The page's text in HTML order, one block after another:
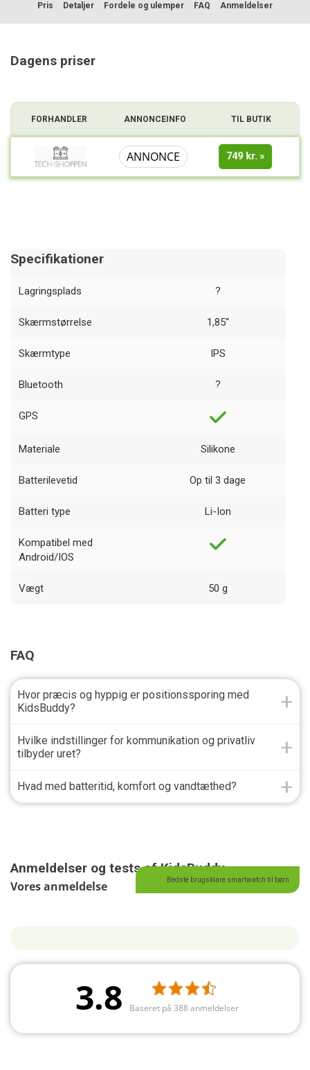
Pris Detaljer Fordele og ulemper FAQ Anmeldelser
Dagens priser
FORHANDLER ANNONCEINFO TIL BUTIK
ANNONCE 749 kr.
Specifikationer
Lagringsplads ?
Skærmstørrelse 1,85“
Skærmtype IPS
Bluetooth ?
GPS
Materiale Silikone
Batterilevetid Op til 3 dage
Batteri type Li-Ion
Kompatibel med
Android/IOS
Vægt 50 g
FAQ
Hvor præcis og hyppig er positionssporing med
KidsBuddy?
Hvilke indstillinger for kommunikation og privatliv
tilbyder uret?
Hvad med batteritid, komfort og vandtæthed?
Anmeldelser og tests af KidsBuddy
Vores anmeldelse Bedste brugsklare smartwatch til børn
3.8 Baseret på 388 anmeldelser